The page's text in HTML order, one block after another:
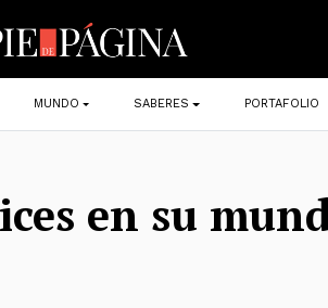
MUNDO SABERES PORTAFOLIO
en su